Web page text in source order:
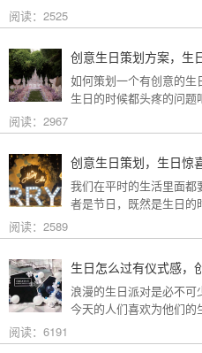
造有创意的惊喜总是需
排好这些生日活动的相
阅读：2525
创意生日策划方案，生
如何策划一个有创意的
生日的时候都头疼的问
要你精心策划才可以完
活动的相关细节，只有
活动创意点子有哪些呢？
阅读：2967
创意生日策划，生日惊
我们在平时的生活里面
者是节日，既然是生日的
样子对方才能感受到我
划，生日惊喜创意点子有
阅读：2589
生日怎么过有仪式感，
浪漫的生日派对是必不可
今天的人们喜欢为他们的
划他们的生日聚会呢？
公司为我们整理的创意
阅读：6191